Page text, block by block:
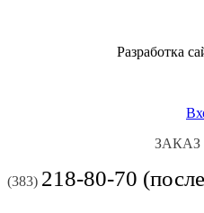
Разработка
(383) 218-80-70